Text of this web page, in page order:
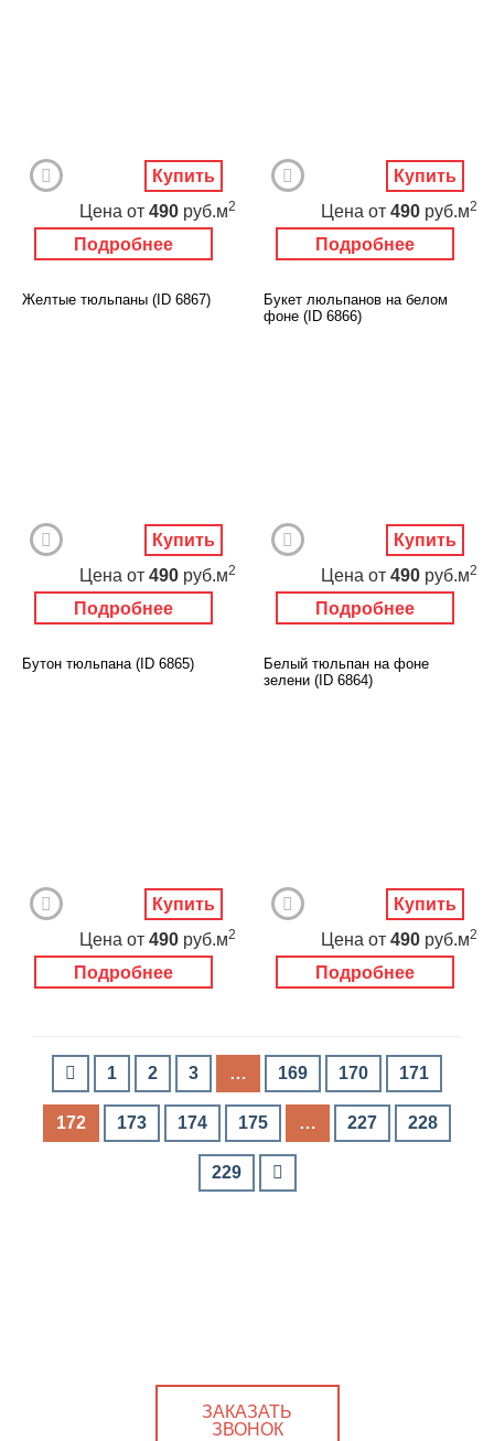
Подробнее
Цена от 490 руб.м2
Купить
Подробнее
Цена от 490 руб.м2
Купить
Желтые тюльпаны (ID 6867)
Подробнее
Цена от 490 руб.м2
Купить
Букет люльпанов на белом
фоне (ID 6866)
Подробнее
Цена от 490 руб.м2
Купить
Бутон тюльпана (ID 6865)
Подробнее
Цена от 490 руб.м2
Купить
Белый тюльпан на фоне
зелени (ID 6864)
Подробнее
Цена от 490 руб.м2
Купить
1 2 3 … 169 170 171
172 173 174 175 … 227 228
229
ЗАКАЗАТЬ
ЗВОНОК